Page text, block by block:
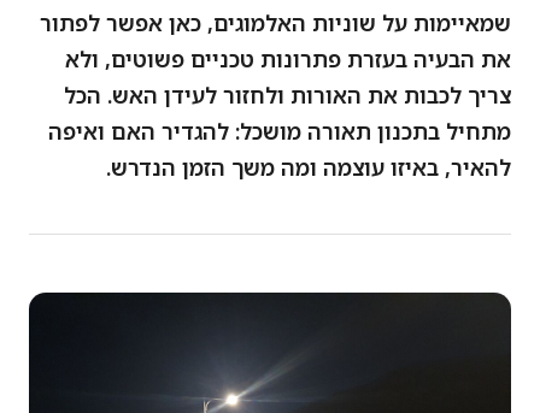
שמאיימות על שוניות האלמוגים, כאן אפשר לפתור
את הבעיה בעזרת פתרונות טכניים פשוטים, ולא
צריך לכבות את האורות ולחזור לעידן האש. הכל
מתחיל בתכנון תאורה מושכל: להגדיר האם ואיפה
להאיר, באיזו עוצמה ומה משך הזמן הנדרש.